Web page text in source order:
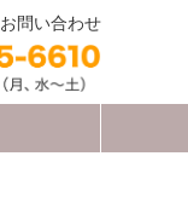
お問い合わせ